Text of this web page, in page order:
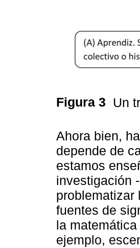
Figura 3 Un
Ahora bien,
depende de
estamos
investigación
problematizar
fuentes de
la
ejemplo,